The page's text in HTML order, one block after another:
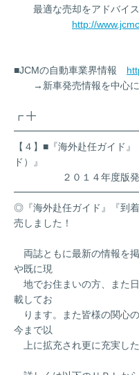
最適な売却をアドバイス
http://
■JCMの自動車業界情報
→新車発売情報を中心に
┏ ╋
【４】■『海外赴任ガイド
ド）』
２０１４年度版発
◎『海外赴任ガイド』『到
売しました！
両誌ともに最新の情報を
や既に現
地でお住まいの方、また
載してお
ります。また皆様の関心
今まで以
上に拡充され更に充実した